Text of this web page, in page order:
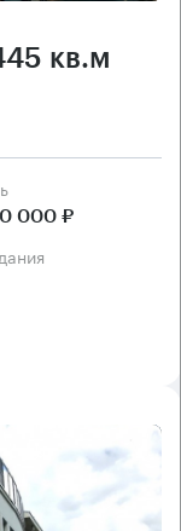
кв.м
000 ₽